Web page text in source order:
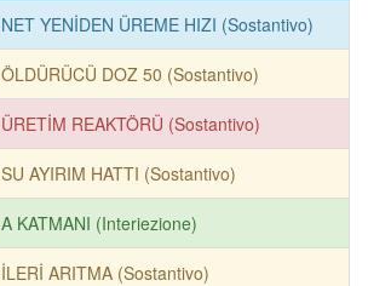
NET YENİDEN ÜREME HIZI (Sostantivo)
ÖLDÜRÜCÜ DOZ 50 (Sostantivo)
ÜRETİM REAKTÖRÜ (Sostantivo)
SU AYIRIM HATTI (Sostantivo)
A KATMANI (Interiezione)
İLERİ ARITMA (Sostantivo)